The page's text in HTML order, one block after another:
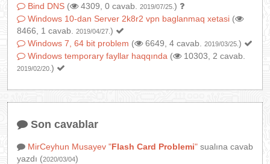
Bind DNS ( 4309, 0 cavab. 2019/07/25. )
Windows 10-dan Server 2k8r2 vpn baglanmaq xetasi (
8466, 1 cavab.
2019/04/27. )
Windows 7, 64 bit problem ( 6649, 4 cavab. 2019/03/25. )
Windows temporary fayllar haqqında ( 10303, 2 cavab.
2019/02/20. )
Son cavablar
MirCeyhun Musayev "Flash Card Problemi" sualına cavab
yazdı (2020/03/04)